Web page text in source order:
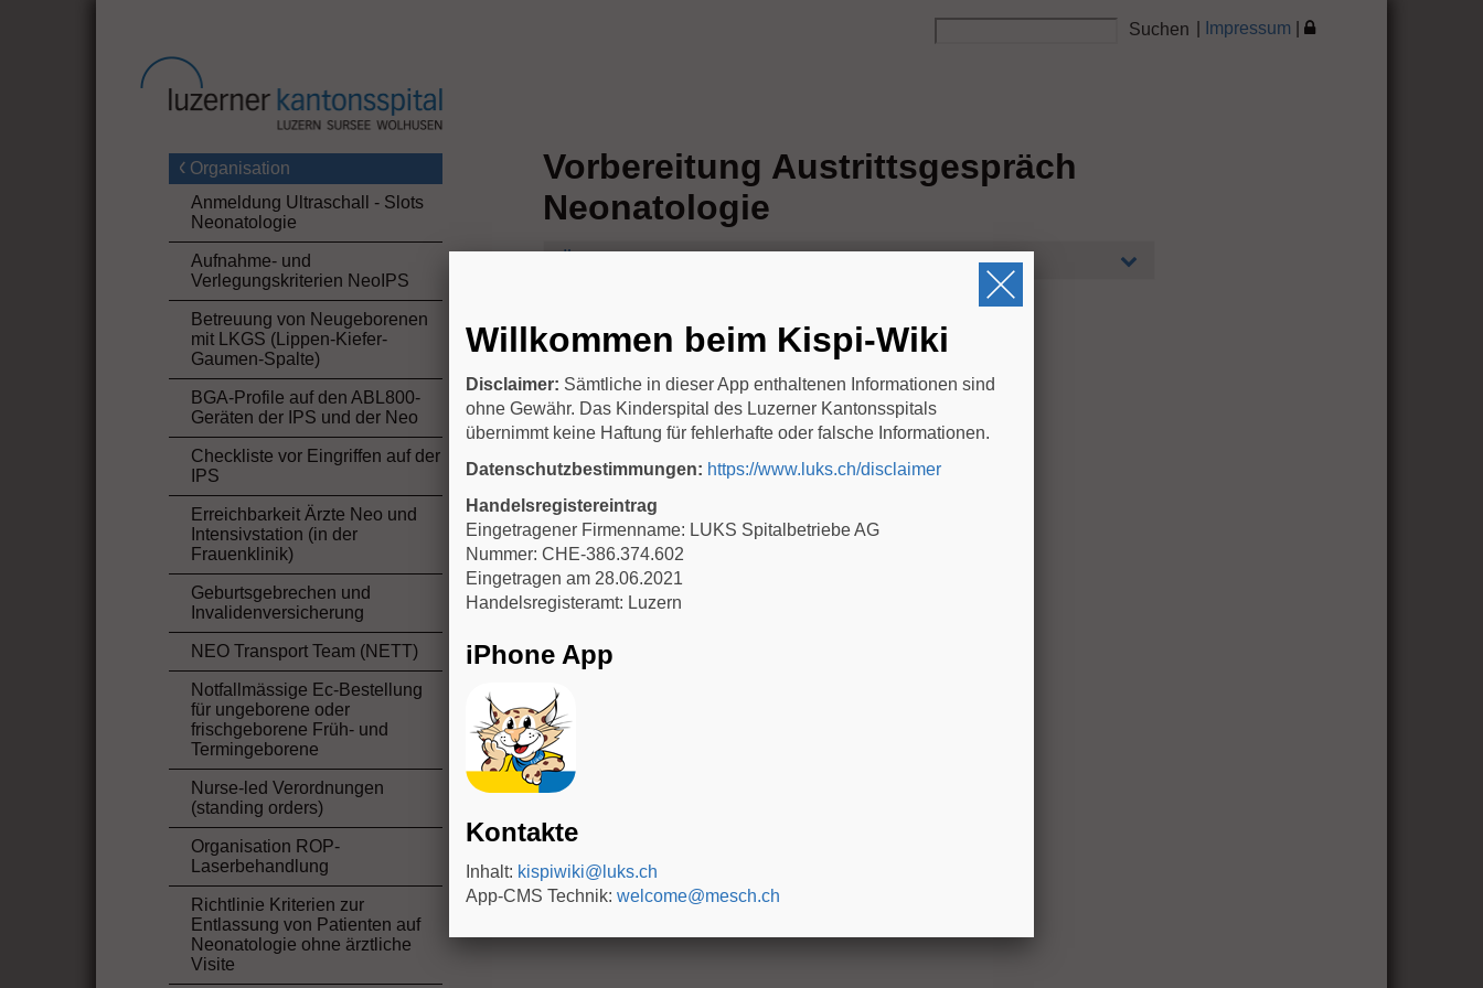
Impressum
Organisation
Anmeldung Ultraschall - Slots
Neonatologie
Aufnahme- und
Verlegungskriterien NeoIPS
Betreuung von Neugeborenen
mit LKGS (Lippen-Kiefer-
Gaumen-Spalte)
BGA-Profile auf den ABL800-
Geräten der IPS und der Neo
Checkliste vor Eingriffen auf der
IPS
Erreichbarkeit Ärzte Neo und
Intensivstation (in der
Frauenklinik)
Geburtsgebrechen und
Invalidenversicherung
NEO Transport Team (NETT)
Notfallmässige Ec-Bestellung
für ungeborene oder
frischgeborene Früh- und
Termingeborene
Nurse-led Verordnungen
(standing orders)
Organisation ROP-
Laserbehandlung
Richtlinie Kriterien zur
Entlassung von Patienten auf
Neonatologie ohne ärztliche
Visite
Vorbereitung Austrittsgespräch
Neonatologie
Version: 05/2020, akt. 02/2021
Dokument für Eltern zur Vorbereitung des Austrittes
►Link (.PDF)
Willkommen beim Kispi-Wiki
Disclaimer: Sämtliche in dieser App enthaltenen Informationen sind
ohne Gewähr. Das Kinderspital des Luzerner Kantonsspitals
übernimmt keine Haftung für fehlerhafte oder falsche Informationen.
Datenschutzbestimmungen: https://www.luks.ch/disclaimer
Handelsregistereintrag
Eingetragener Firmenname: LUKS Spitalbetriebe AG
Nummer: CHE-386.374.602
Eingetragen am 28.06.2021
Handelsregisteramt: Luzern
iPhone App
Kontakte
Inhalt: kispiwiki@luks.ch
App-CMS Technik: welcome@mesch.ch